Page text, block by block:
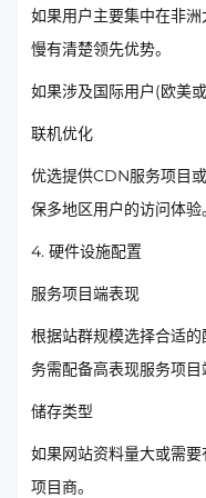
如果用户主要集中在非
慢有清楚领先优势。
如果涉及国际用户(欧美
联机优化
优选提供CDN服务项目
保多地区用户的访问体验。
4. 硬件设施配置
服务项目端表现
根据站群规模选择合适
务需配备高表现服务项目
储存类型
如果网站资料量大或需
项目商。